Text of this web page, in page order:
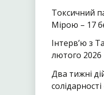
Токсичний
Мірою – 17
Інтерв’ю з
лютого 2026
Два тижні